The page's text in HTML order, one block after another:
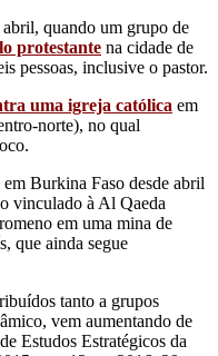
quando um grupo de
protestante na cidade de
pessoas, inclusive o pastor.
uma igreja católica em
norte), no qual
Burkina Faso desde abril
vinculado à Al Qaeda
em uma mina de
que ainda segue
tanto a grupos
vem aumentando de
Estudos Estratégicos da